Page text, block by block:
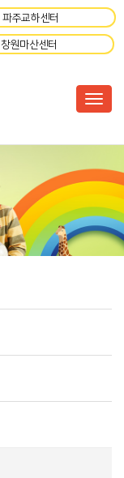
파주교하센터
창원마산센터